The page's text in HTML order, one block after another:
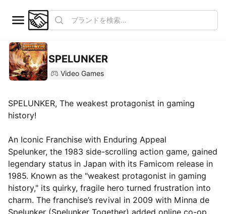
SPELUNKER
Video Games
SPELUNKER, The weakest protagonist in gaming
history!
An Iconic Franchise with Enduring Appeal
Spelunker, the 1983 side-scrolling action game, gained
legendary status in Japan with its Famicom release in
1985. Known as the "weakest protagonist in gaming
history," its quirky, fragile hero turned frustration into
charm. The franchise’s revival in 2009 with Minna de